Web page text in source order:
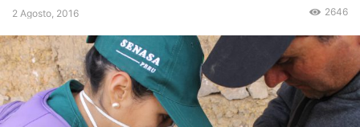
2 Agosto, 2016 2646